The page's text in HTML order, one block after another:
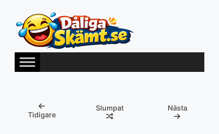
innehåll
Tidigare
Slumpat Nästa